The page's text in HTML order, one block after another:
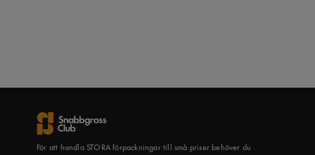
För att handla STORA förpackningar till små priser behöver du